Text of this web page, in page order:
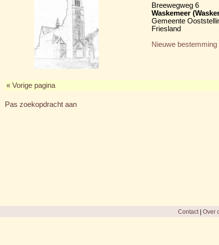
Breewegweg 6
Waskemeer
Gemeente
Friesland
Nieuwe bestemming
« Vorige pagina
Pas zoekopdracht aan
Contact| Over